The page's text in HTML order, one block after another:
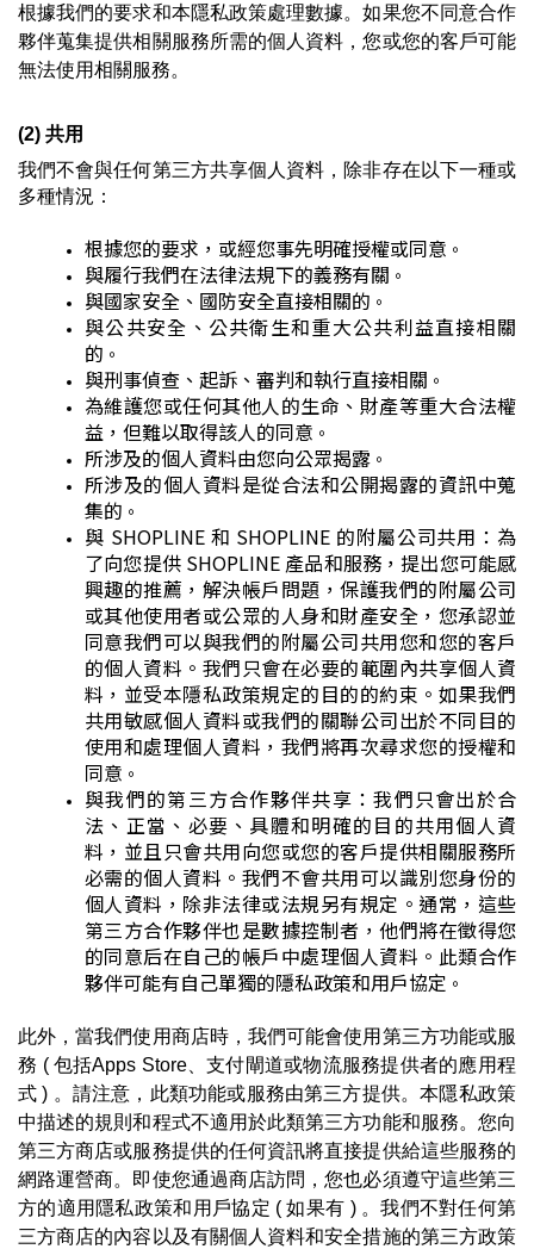
根據我們的要求和本隱私政策處理數據。如果您不同意合作
夥伴蒐集提供相關服務所需的個人資料，您或您的客戶可能
無法使用相關服務。
(2) 共用
我們不會與任何第三方共享個人資料，除非存在以下一種或
多種情況：
根據您的要求，或經您事先明確授權或同意 。
與履行我們在法律法規下的義務有關 。
與國家安全、國防安全直接相關的 。
與公共安全、公共衛生和重大公共利益直接相關
的 。
與刑事偵查、起訴、審判和執行直接相關 。
為維護您或任何其他人的生命、財產等重大合法權
益 ，但難以取得該人的同意 。
所涉及的個人資料由您向公眾揭露 。
所涉及的個人資料是從合法和公開揭露的資訊中蒐
集的 。
與 SHOPLINE 和 SHOPLINE 的附屬公司共用：為
了向您提供 SHOPLINE 產品和服務，提出您可能感
興趣的推薦，解決帳戶問題，保護我們的附屬公司
或其他使用者或公眾的人身和財產安全，您承認並
同意我們可以與我們的附屬公司共用您和您的客戶
的個人資料。我們只會在必要的範圍內共享個人資
料，並受本隱私政策規定的目的的約束。如果我們
共用敏感個人資料或我們的關聯公司出於不同目的
使用和處理個人資料，我們將再次尋求您的授權和
同意 。
與我們的第三方合作夥伴共享：我們只會出於合
法、正當、必要、具體和明確的目的共用個人資
料，並且只會共用向您或您的客戶提供相關服務所
必需的個人資料。我們不會共用可以識別您身份的
個人資料 ，除非法律或法規另有規定。通常，這些
第三方合作夥伴也是數據控制者，他們將在徵得您
的同意后在自己的帳戶中處理個人資料。此類合作
夥伴可能有自己單獨的隱私政策和用戶協定 。
此外，當我們使用商店時， 我們可能會使用 第三方功能或服
務 ( 包括Apps Store、支付閘道或物流服務提供者的應用程
式 ) 。請注意，此類功能或服務由第三方提供。本隱私政策
中描述的規則和程式不適用於此類第三方功能和服務。您向
第三方商店或服務提供的任何資訊將直接提供給這些服務的
網路運營商。即使您通過商店訪問，您也必須遵守這些第三
方的適用隱私政策和用戶協定 ( 如果有 ) 。我們不對任何第
三方商店的內容以及有關個人資料和安全措施的第三方政策